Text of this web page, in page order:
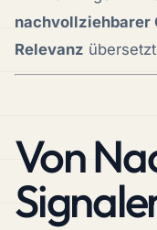
nachvollziehbarer
Relevanz
Von